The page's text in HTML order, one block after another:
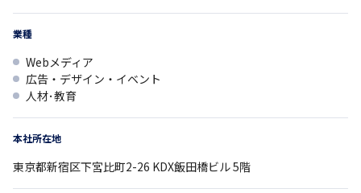
業種
Webメディア
広告・デザイン・イベント
人材･教育
本社所在地
東京都新宿区下宮比町2-26 KDX飯田橋ビル 5階